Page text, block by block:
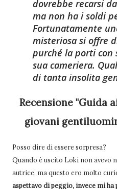
dovrebbe recarsi
ma non ha i soldi
Fortunatamente
misteriosa si offre
purché la porti con
sua cameriera.
di tanta insolita
Recensione "Guida
giovani
Posso dire di essere sorpresa?
Quando è uscito Loki non avevo
autrice, ma questo ero molto
aspettavo di peggio, invece mi